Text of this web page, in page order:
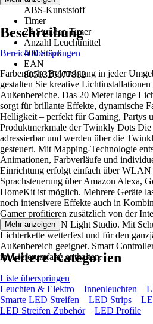
ABS-Kunststoff
Timer
24 Stunden Timer
Anzahl Leuchtmittel
400 Stück
EAN
8056326677862
Beschreibung
Bereich überspringen
Farbenfrohe Beleuchtung in jeder
gestalten Sie kreative
Außenbereiche. Das 20 Meter lange
sorgt für brillante Effekte, dynamische
Helligkeit – perfekt für Gaming, Partys
Produktmerkmale der Twinkly Dots
adressierbar und werden über die
gesteuert. Mit Mapping-Technologie
Animationen, Farbverläufe und
Einrichtung erfolgt einfach über WLAN
Sprachsteuerung über Amazon Alexa,
HomeKit ist möglich. Mehrere Geräte
noch intensivere Effekte auch in
Gamer profitieren zusätzlich von der
RGB und OMEN Light Studio. Mit
Lichterkette wetterfest und für den
Außenbereich geeignet. Smart
im Lieferumfang enthalten.
Mehr anzeigen
Weitere Kategorien
Liste überspringen
Leuchten & Elektro
Innenleuchten
Smarte LED Streifen
LED Strips
LED Streifen Zubehör
LED Profile